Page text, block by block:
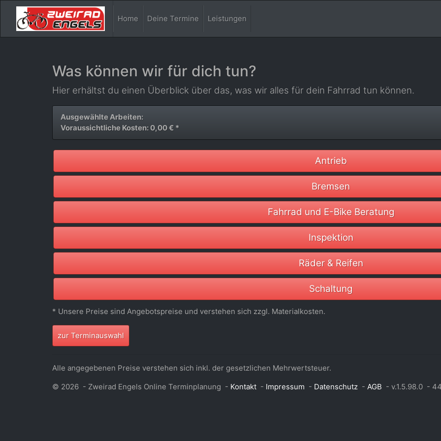
Home Deine Termine Leistungen
Was können wir für dich tun?
Hier erhältst du einen Überblick über das, was wir alles für dein Fahrrad tun können.
Ausgewählte Arbeiten:
Voraussichtliche Kosten: 0,00 € *
Antrieb
Bremsen
Fahrrad und E-Bike Beratung
Inspektion
Räder & Reifen
Schaltung
* Unsere Preise sind Angebotspreise und verstehen sich zzgl. Materialkosten.
zur Terminauswahl
Alle angegebenen Preise verstehen sich inkl. der gesetzlichen Mehrwertsteuer.
© 2026 - Zweirad Engels Online Terminplanung - Kontakt - Impressum - Datenschutz - AGB - v.1.5.98.0 -